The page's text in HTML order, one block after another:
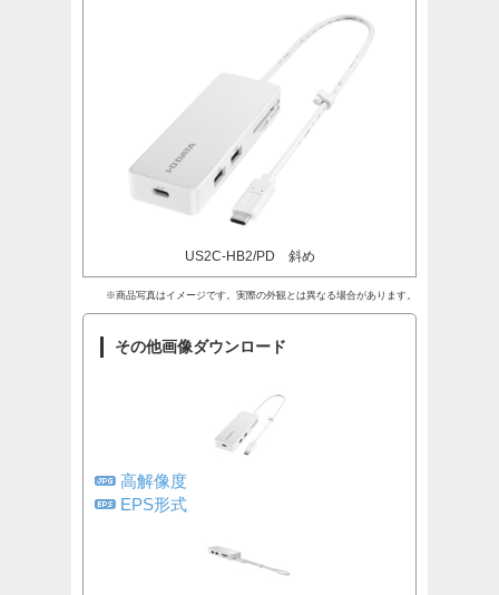
US2C-HB2/PD 斜め
※商品写真はイメージです。実際の外観とは異なる場合があります。
その他画像ダウンロード
高解像度
EPS形式